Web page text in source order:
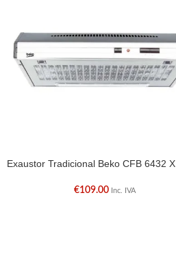
Exaustor Tradicional Beko CFB 6432 X
€109.00 Inc. IVA